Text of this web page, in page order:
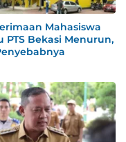
Mahasiswa
PTS Bekasi Menurun,